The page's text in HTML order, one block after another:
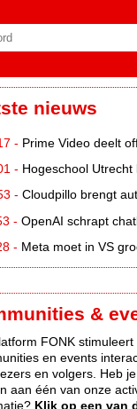
nieuws
- Prime Video deelt officiële
- Hogeschool Utrecht lanceert Beyond Campus
- Cloudpillo brengt
- OpenAI schrapt chatlimiet voor
- Meta moet in VS grootste
&
FONK
en events
en volgers. Heb
aan één van onze
Klik op een van